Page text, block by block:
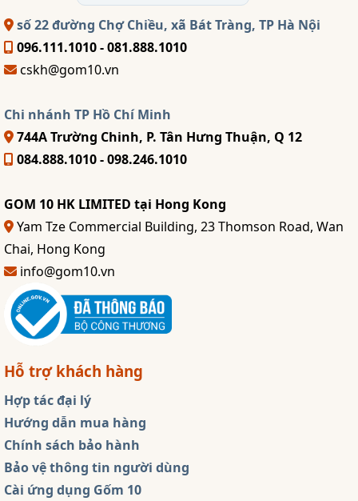
số 22 đường Chợ Chiều, xã Bát Tràng, TP Hà Nội
096.111.1010 - 081.888.1010
cskh@gom10.vn
Chi nhánh TP Hồ Chí Minh
744A Trường Chinh, P. Tân Hưng Thuận, Q 12
084.888.1010 - 098.246.1010
GOM 10 HK LIMITED tại Hong Kong
Yam Tze Commercial Building, 23 Thomson Road, Wan
Chai, Hong Kong
info@gom10.vn
Hỗ trợ khách hàng
Hợp tác đại lý
Hướng dẫn mua hàng
Chính sách bảo hành
Bảo vệ thông tin người dùng
Cài ứng dụng Gốm 10